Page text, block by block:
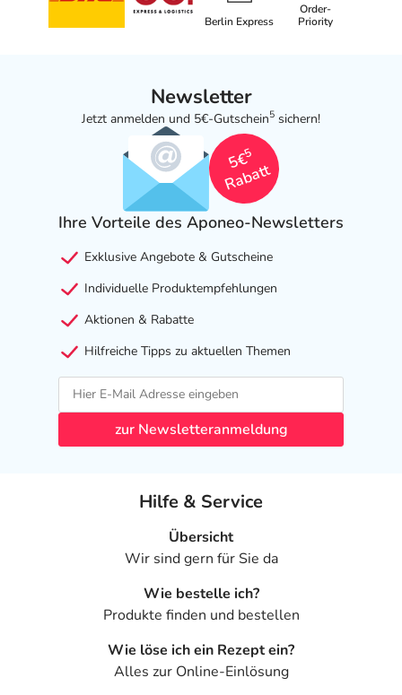
Berlin Express
Order-
Priority
Newsletter
Jetzt anmelden und 5€-Gutschein5 sichern!
5€
5
Rabatt
Ihre Vorteile des Aponeo-Newsletters
Exklusive Angebote & Gutscheine
Individuelle Produktempfehlungen
Aktionen & Rabatte
Hilfreiche Tipps zu aktuellen Themen
zur Newsletteranmeldung
Hilfe & Service
Übersicht
Wir sind gern für Sie da
Wie bestelle ich?
Produkte finden und bestellen
Wie löse ich ein Rezept ein?
Alles zur Online-Einlösung